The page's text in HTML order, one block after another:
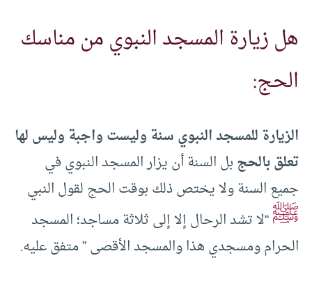
هل زيارة المسجد النبوي من مناسك
الحج:
الزيارة للمسجد النبوي سنة وليست واجبة وليس لها
تعلق بالحجبل السنة أن يزار المسجد النبوي في
جميع السنة ولا يختص ذلك بوقت الحج لقول النبي
ﷺ“لا تشد الرحال إلا إلى ثلاثة مساجد؛ المسجد
الحرام ومسجدي هذا والمسجد الأقصى ” متفق عليه.